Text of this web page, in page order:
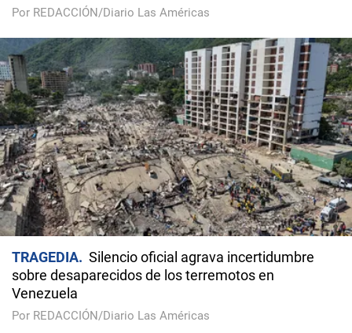
Por REDACCIÓN/Diario Las Américas
TRAGEDIA
Silencio oficial agrava incertidumbre
sobre desaparecidos de los terremotos en
Venezuela
Por REDACCIÓN/Diario Las Américas